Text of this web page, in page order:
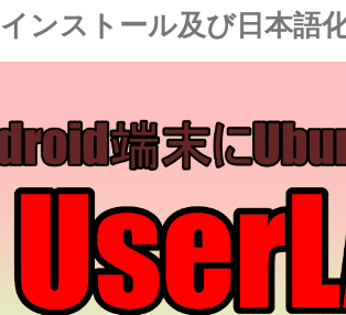
インストール及び日本語